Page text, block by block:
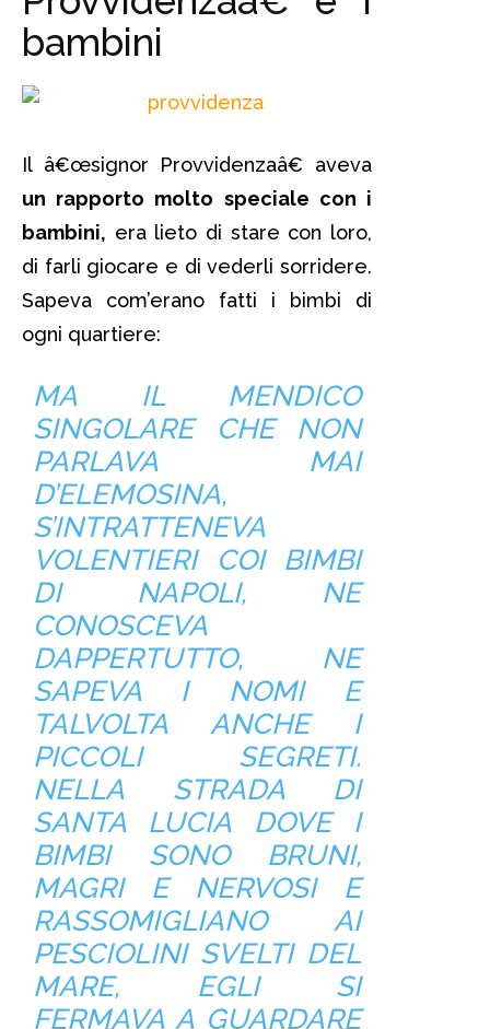
bambini
Il â€œsignor Provvidenzaâ€ aveva
un rapporto molto speciale con i
bambini, era lieto di stare con loro,
di farli giocare e di vederli sorridere.
Sapeva com’erano fatti i bimbi di
ogni quartiere:
MA IL MENDICO
SINGOLARE CHE NON
PARLAVA MAI
D’ELEMOSINA,
S’INTRATTENEVA
VOLENTIERI COI BIMBI
DI NAPOLI, NE
CONOSCEVA
DAPPERTUTTO, NE
SAPEVA I NOMI E
TALVOLTA ANCHE I
PICCOLI SEGRETI.
NELLA STRADA DI
SANTA LUCIA DOVE I
BIMBI SONO BRUNI,
MAGRI E NERVOSI E
RASSOMIGLIANO AI
PESCIOLINI SVELTI DEL
MARE, EGLI SI
FERMAVA A GUARDARE